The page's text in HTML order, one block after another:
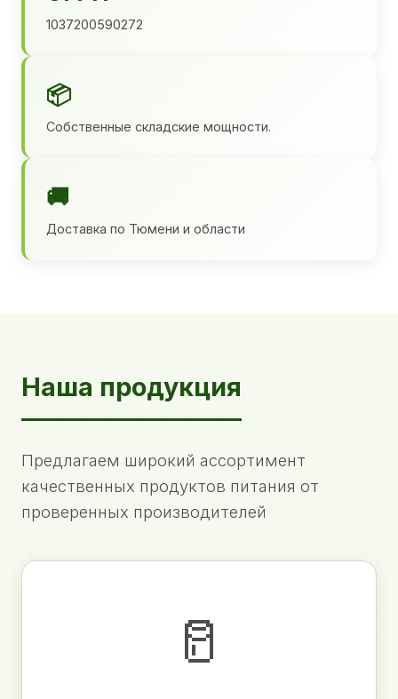
1037200590272
📦
Собственные складские мощности.
🚚
Доставка по Тюмени и области
Наша продукция
Предлагаем широкий ассортимент
качественных продуктов питания от
проверенных производителей
🥛